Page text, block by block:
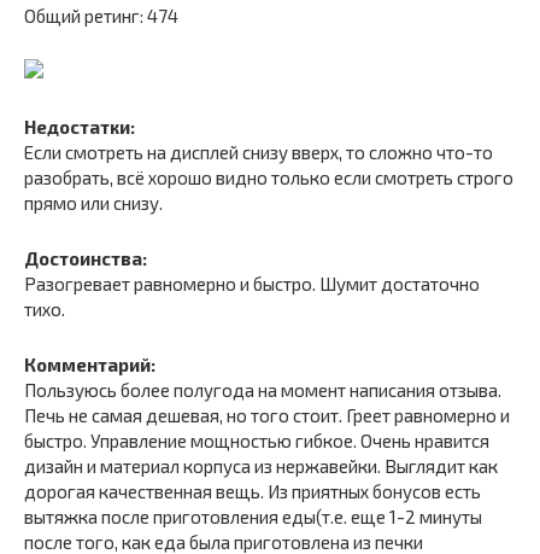
Общий ретинг: 474
Недостатки:
Если смотреть на дисплей снизу вверх, то сложно что-то
разобрать, всё хорошо видно только если смотреть строго
прямо или снизу.
Достоинства:
Разогревает равномерно и быстро. Шумит достаточно
тихо.
Комментарий:
Пользуюсь более полугода на момент написания отзыва.
Печь не самая дешевая, но того стоит. Греет равномерно и
быстро. Управление мощностью гибкое. Очень нравится
дизайн и материал корпуса из нержавейки. Выглядит как
дорогая качественная вещь. Из приятных бонусов есть
вытяжка после приготовления еды(т.е. еще 1-2 минуты
после того, как еда была приготовлена из печки